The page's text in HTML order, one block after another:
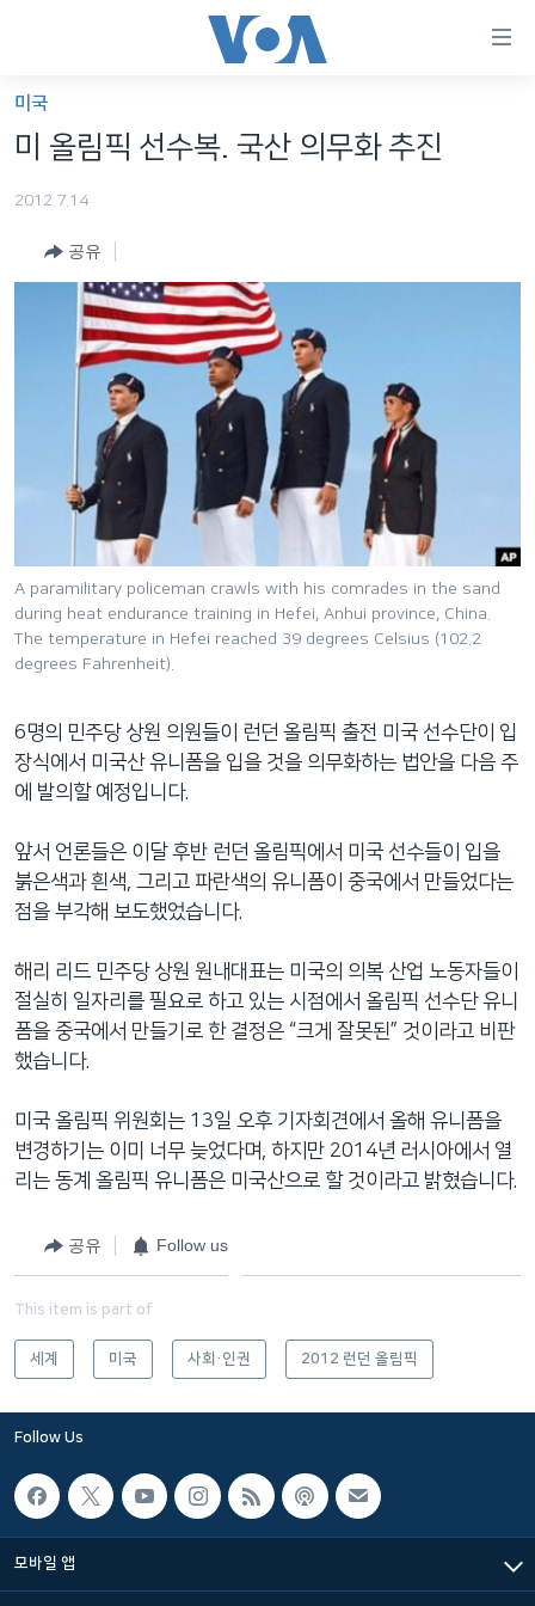
가
능
인
비
게
션
로
이
동
색
으
로
등
VOD
라디오
프로그램
주파수 안내
FOLLOW US
언어 선택
미국
미 올림픽 선수복. 국산 의무화 추진
2012.7.14
공유
A paramilitary policeman crawls with his comrades in the sand
during heat endurance training in Hefei, Anhui province, China.
The temperature in Hefei reached 39 degrees Celsius (102.2
degrees Fahrenheit).
6명의 민주당 상원 의원들이 런던 올림픽 출전 미국 선수단이 입
장식에서 미국산 유니폼을 입을 것을 의무화하는 법안을 다음 주
에 발의할 예정입니다.
앞서 언론들은 이달 후반 런던 올림픽에서 미국 선수들이 입을
붉은색과 흰색, 그리고 파란색의 유니폼이 중국에서 만들었다는
점을 부각해 보도했었습니다.
해리 리드 민주당 상원 원내대표는 미국의 의복 산업 노동자들이
절실히 일자리를 필요로 하고 있는 시점에서 올림픽 선수단 유니
폼을 중국에서 만들기로 한 결정은 “크게 잘못된” 것이라고 비판
했습니다.
미국 올림픽 위원회는 13일 오후 기자회견에서 올해 유니폼을
변경하기는 이미 너무 늦었다며, 하지만 2014년 러시아에서 열
리는 동계 올림픽 유니폼은 미국산으로 할 것이라고 밝혔습니다.
공유 Follow us
This item is part of
세계 미국 사회·인권 2012 런던 올림픽
Follow Us
모바일 앱